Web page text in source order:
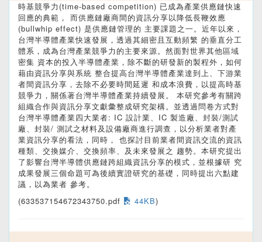
時基競爭力(time-based competition) 已成為產業供應鏈快速
回應的典範， 而供應鏈廠商間的資訊分享以降低長鞭效應
(bullwhip effect) 是供應鏈管理的 主要課題之一。近年以來，
台灣半導體產業快速發展，透過其細密且互動頻繁 的垂直分工
體系，成為台灣產業競爭力的主要來源。然面對世界其他區域
密集 資本的投入半導體產業，除不斷的研發新的製程外，如何
藉由資訊分享與系統 整合提高台灣半導體產業達到上、下游業
者間資訊分享，去除不必要時間延遲 和成本浪費，以提高時基
競爭力，關係著台灣半導體產業持續發展。 本研究參考有關跨
組織合作與資訊分享文獻彙整成研究架構。並透過問卷方式對
台灣半導體產業四大業者: IC 設計業、IC 製造廠、封裝/測試
廠、封裝/ 測試之材料及設備廠商進行調查，以分析業者對產
業資訊分享的看法，同時， 也探討目前業者間資訊交流的資訊
種類、交換媒介、交換頻率、及未來發展之 趨勢。本研究提出
了影響台灣半導體供應鏈跨組織資訊分享的模式，並根據研 究
成果發展三個命題可為後續實證研究的基礎，同時提出六點建
議，以為業者 參考。
(633537154672343750.pdf
44KB)